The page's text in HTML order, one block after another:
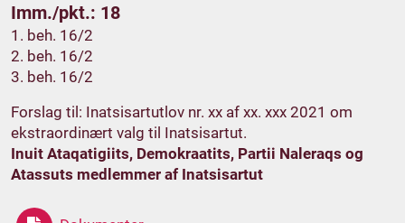
Imm./pkt.: 18
1. beh. 16/2
2. beh. 16/2
3. beh. 16/2
Forslag til: Inatsisartutlov nr. xx af xx. xxx 2021 om
ekstraordinært valg til Inatsisartut.
Inuit Ataqatigiits, Demokraatits, Partii Naleraqs og
Atassuts medlemmer af Inatsisartut